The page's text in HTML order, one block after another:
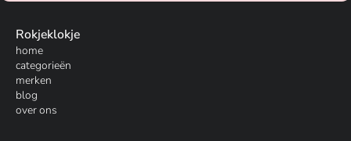
Rokjeklokje
home
categorieën
merken
blog
over ons